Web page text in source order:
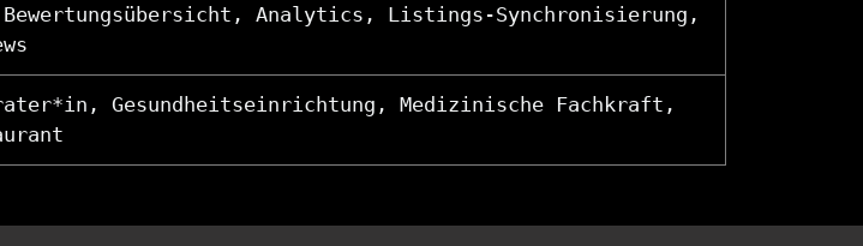
Bewertungsübersicht, Analytics, Listings-Synchronisierung,
Gesundheitseinrichtung, Medizinische Fachkraft,